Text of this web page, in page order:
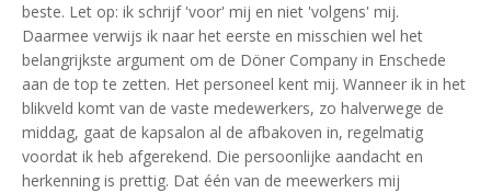
beste. Let op: ik schrijf 'voor' mij en niet 'volgens' mij.
Daarmee verwijs ik naar het eerste en misschien wel het
belangrijkste argument om de Döner Company in Enschede
aan de top te zetten. Het personeel kent mij. Wanneer ik in het
blikveld komt van de vaste medewerkers, zo halverwege de
middag, gaat de kapsalon al de afbakoven in, regelmatig
voordat ik heb afgerekend. Die persoonlijke aandacht en
herkenning is prettig. Dat één van de meewerkers mij